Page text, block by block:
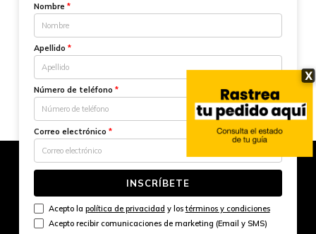
X
Nombre *
Apellido *
Número de teléfono *
Correo electrónico *
INSCRÍBETE
Acepto la política de privacidad y lostérminos y condiciones
Acepto recibir comunicaciones de marketing (Email y SMS)